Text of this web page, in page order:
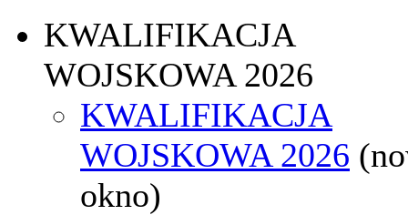
KWALIFIKACJA
WOJSKOWA 2026
KWALIFIKACJA
WOJSKOWA 2026
okno)